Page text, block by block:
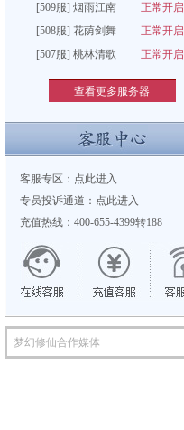
[509服] 烟雨江南
正常开启
[508服] 花荫剑舞
正常开启
[507服] 桃林清歌
正常开启
查看更多服务器
客服专区： 点此进入
专员投诉通道： 点此进入
充值热线：400-655-4399转188
梦幻修仙合作媒体